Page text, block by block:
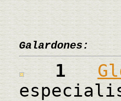
Galardones:
1